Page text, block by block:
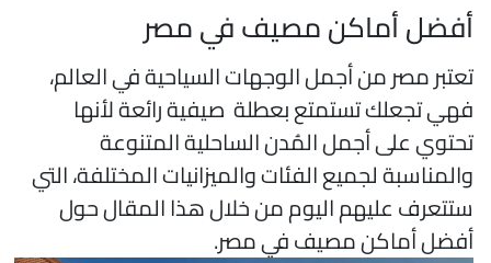
أماكن مصيف في مصر
مصر من أجمل الوجهات السياحية في العالم،
تجعلك تستمتع بعطلة صيفية رائعة لأنها
على أجمل المُدن الساحلية المتنوعة
لجميع الفئات والميزانيات المختلفة، التي
عليهم اليوم من خلال هذا المقال حول
أماكن مصيف في مصر.